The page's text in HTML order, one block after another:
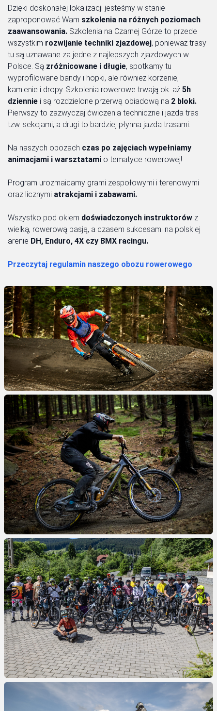
Dzięki doskonałej lokalizacji jesteśmy w stanie
zaproponować Wam szkolenia na różnych poziomach
zaawansowania. Szkolenia na Czarnej Górze to przede
wszystkim rozwijanie techniki zjazdowej, ponieważ trasy
tu są uznawane za jedne z najlepszych zjazdowych w
Polsce. Są zróżnicowane i długie, spotkamy tu
wyprofilowane bandy i hopki, ale również korzenie,
kamienie i dropy. Szkolenia rowerowe trwają ok. aż 5h
dziennie i są rozdzielone przerwą obiadową na 2 bloki.
Pierwszy to zazwyczaj ćwiczenia techniczne i jazda tras
tzw. sekcjami, a drugi to bardziej płynna jazda trasami.
Na naszych obozach czas po zajęciach wypełniamy
animacjami i warsztatami o tematyce rowerowej!
Program urozmaicamy grami zespołowymi i terenowymi
oraz licznymi atrakcjami i zabawami.
Wszystko pod okiem doświadczonych instruktorów z
wielką, rowerową pasją, a czasem sukcesami na polskiej
arenie DH, Enduro, 4X czy BMX racingu.
Przeczytaj regulamin naszego obozu rowerowego